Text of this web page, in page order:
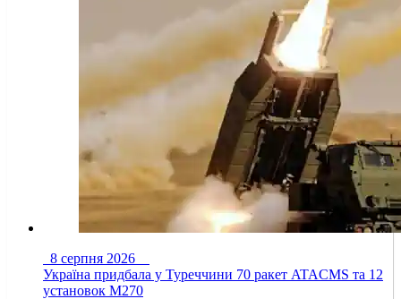
8 серпня 2026
Україна придбала у Туреччини 70 ракет ATACMS та 12
установок M270